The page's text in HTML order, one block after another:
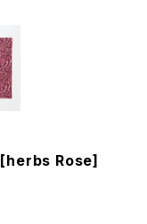
[herbs Rose]